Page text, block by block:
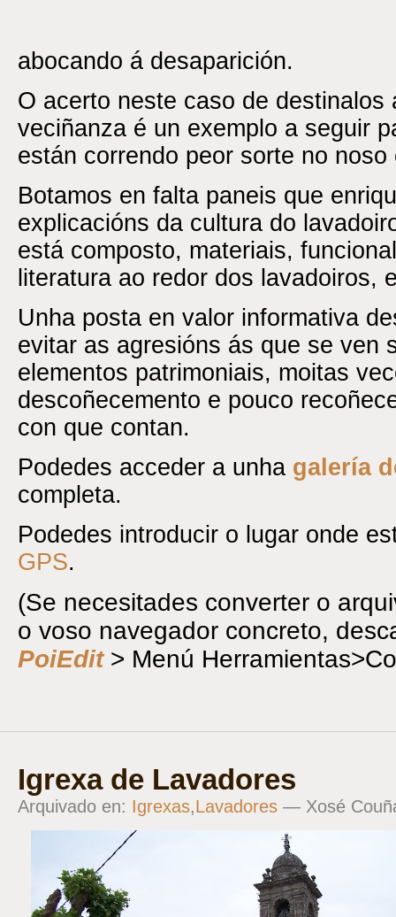
abocando á desaparición.
O acerto neste caso de destinalos
veciñanza é un exemplo a seguir
están correndo peor sorte no noso
Botamos en falta paneis que
explicacións da cultura do
está composto, materiais,
literatura ao redor dos lavadoiros,
Unha posta en valor informativa
evitar as agresións ás que se ven
elementos patrimoniais, moitas
descoñecemento e pouco
con que contan.
Podedes acceder a unha galería
completa.
Podedes introducir o lugar onde
GPS.
(Se necesitades converter o
o voso navegador concreto,
PoiEdit> Menú
Igrexa de Lavadores
Arquivado en: Igrexas,Lavadores — Xosé